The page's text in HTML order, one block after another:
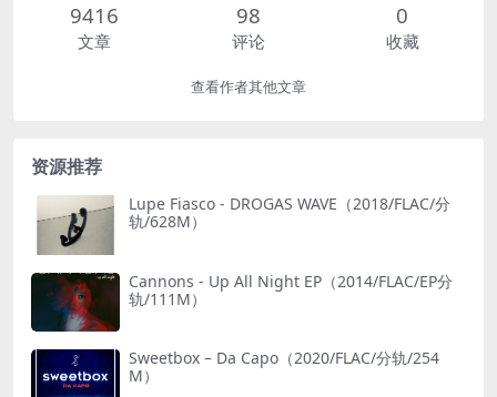
9416
文章
98
评论
0
收藏
查看作者其他文章
资源推荐
Lupe Fiasco - DROGAS WAVE（2018/FLAC/分
轨/628M）
Cannons - Up All Night EP（2014/FLAC/EP分
轨/111M）
Sweetbox – Da Capo（2020/FLAC/分轨/254
M）